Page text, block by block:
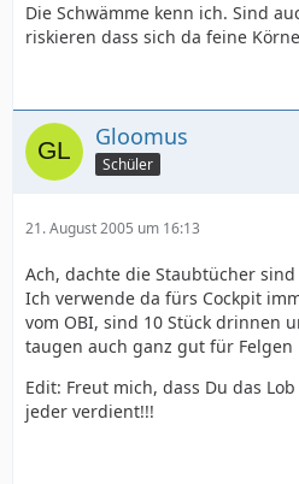
Die Schwämme kenn ich. Sind
riskieren dass sich da feine
Gloomus
Schüler
21. August 2005 um 16:13
Ach, dachte die Staubtücher
Ich verwende da fürs Cockpit
vom OBI, sind 10 Stück drinnen
taugen auch ganz gut für
Edit: Freut mich, dass Du das
jeder verdient!!!